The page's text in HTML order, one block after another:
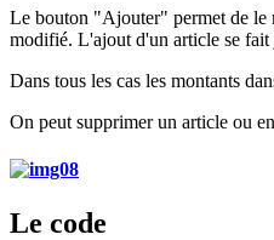
Le bouton "Ajouter" permet de le
modifié. L'ajout d'un article se
Dans tous les cas les montants
On peut supprimer un article ou
Le code